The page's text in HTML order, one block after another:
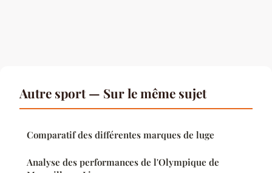
Autre sport — Sur le même sujet
Comparatif des différentes marques de luge
Analyse des performances de l'Olympique de